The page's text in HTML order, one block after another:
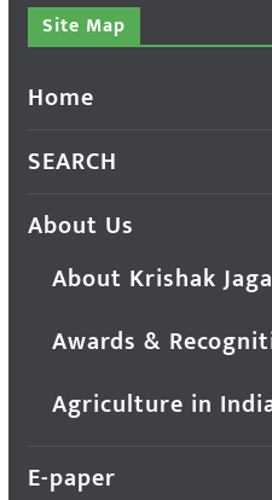
Site Map
Home
SEARCH
About Us
About Krishak
Awards &
Agriculture in
E-paper